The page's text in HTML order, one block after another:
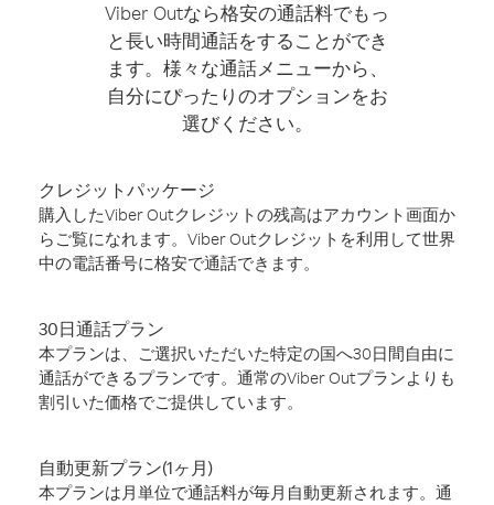
Viber Outなら格安の通話料でもっ
と長い時間通話をすることができ
ます。様々な通話メニューから、
自分にぴったりのオプションをお
選びください。
クレジットパッケージ
購入したViber Outクレジットの残高はアカウント画面か
らご覧になれます。Viber Outクレジットを利用して世界
中の電話番号に格安で通話できます。
30日通話プラン
本プランは、ご選択いただいた特定の国へ30日間自由に
通話ができるプランです。通常のViber Outプランよりも
割引いた価格でご提供しています。
自動更新プラン(1ヶ月)
本プランは月単位で通話料が毎月自動更新されます。通